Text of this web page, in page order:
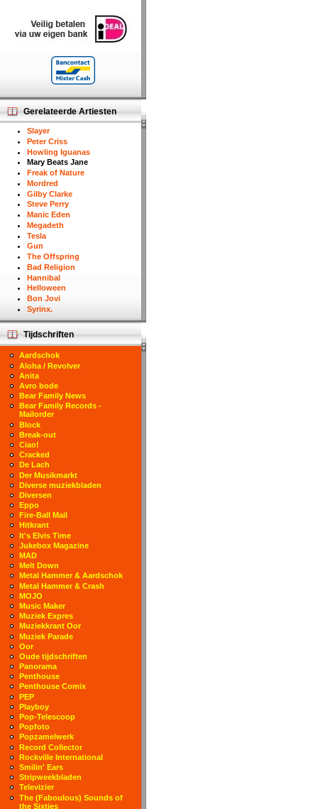
Gerelateerde Artiesten
Slayer
Peter Criss
Howling Iguanas
Mary Beats Jane
Freak of Nature
Mordred
Gilby Clarke
Steve Perry
Manic Eden
Megadeth
Tesla
Gun
The Offspring
Bad Religion
Hannibal
Helloween
Bon Jovi
Syrinx.
Tijdschriften
Aardschok
Aloha / Revolver
Anita
Avro bode
Bear Family News
Bear Family Records -
Mailorder
Block
Break-out
Ciao!
Cracked
De Lach
Der Musikmarkt
Diverse muziekbladen
Diversen
Eppo
Fire-Ball Mail
Hitkrant
It's Elvis Time
Jukebox Magazine
MAD
Melt Down
Metal Hammer & Aardschok
Metal Hammer & Crash
MOJO
Music Maker
Muziek Expres
Muziekkrant Oor
Muziek Parade
Oor
Oude tijdschriften
Panorama
Penthouse
Penthouse Comix
PEP
Playboy
Pop-Telescoop
Popfoto
Popzamelwerk
Record Collector
Rockville International
Smilin' Ears
Stripweekbladen
Televizier
The (Faboulous) Sounds of
the Sixties